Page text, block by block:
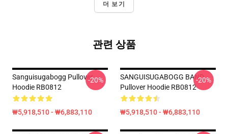
더 보기
관련 상품
Sanguisugabogg Pullover
Hoodie RB0812
₩5,918,510 - ₩6,883,110
-20%
SANGUISUGABOGG BAND
Pullover Hoodie RB0812
₩5,918,510 - ₩6,883,110
-20%